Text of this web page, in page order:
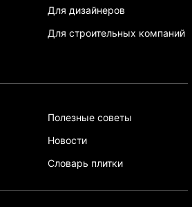
Для дизайнеров
Для строительных компаний
Полезные советы
Новости
Словарь плитки